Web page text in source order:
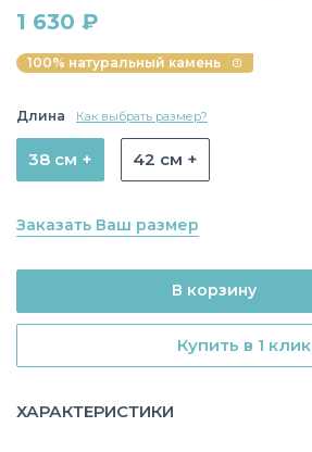
1 630 ₽
100% натуральный камень
Длина Как выбрать размер?
38 см + 42 см +
Заказать Ваш размер
Купить в 1 клик
В корзину
ХАРАКТЕРИСТИКИ